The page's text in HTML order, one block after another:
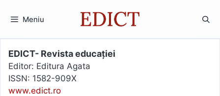
Meniu
EDICT- Revista educației
Editor: Editura Agata
ISSN: 1582-909X
www.edict.ro